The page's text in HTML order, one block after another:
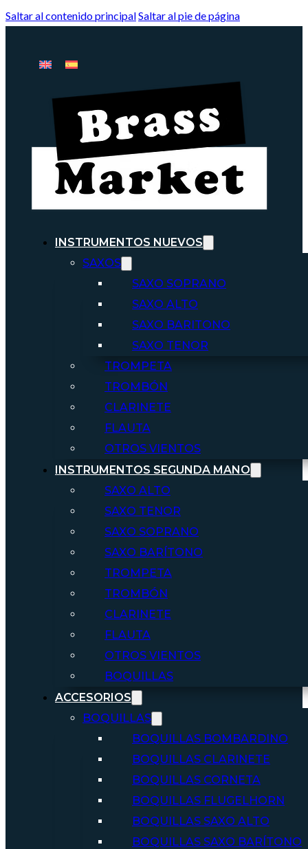
Saltar al contenido principalSaltar al pie de página
INSTRUMENTOS NUEVOS
SAXOS
SAXO SOPRANO
SAXO ALTO
SAXO BARITONO
SAXO TENOR
TROMPETA
TROMBÓN
CLARINETE
FLAUTA
OTROS VIENTOS
INSTRUMENTOS SEGUNDA MANO
SAXO ALTO
SAXO TENOR
SAXO SOPRANO
SAXO BARÍTONO
TROMPETA
TROMBÓN
CLARINETE
FLAUTA
OTROS VIENTOS
BOQUILLAS
ACCESORIOS
BOQUILLAS
BOQUILLAS BOMBARDINO
BOQUILLAS CLARINETE
BOQUILLAS CORNETA
BOQUILLAS FLUGELHORN
BOQUILLAS SAXO ALTO
BOQUILLAS SAXO BARÍTONO